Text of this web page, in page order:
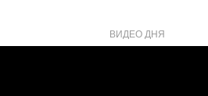
ВИДЕО ДНЯ